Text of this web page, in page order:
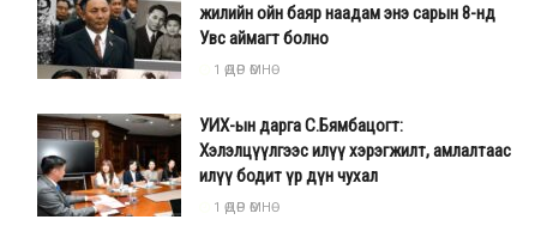
жилийн ойн баяр наадам энэ сарын 8-нд
Увс аймагт болно
1 ӨДӨР ӨМНӨ
УИХ-ын дарга С.Бямбацогт:
Хэлэлцүүлгээс илүү хэрэгжилт, амлалтаас
илүү бодит үр дүн чухал
1 ӨДӨР ӨМНӨ